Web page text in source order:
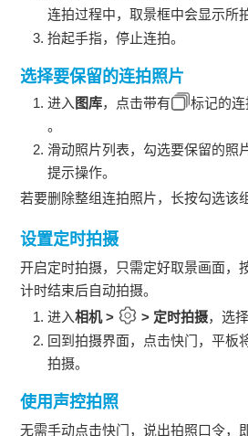
连拍过程中，取景框中会显示所
抬起手指，停止连拍。
选择要保留的连拍照片
进入 图库，点击带有
标记的
。
滑动照片列表，勾选要保留的照
提示操作。
若要删除整组连拍照片，长按勾选该
设置定时拍摄
开启定时拍摄，只需定好取景画面，
计时结束后自动拍摄。
进入相机> > 定时拍摄，选
回到拍摄界面，点击快门，平板
拍摄。
使用声控拍照
无需手动点击快门，说出拍照口令，